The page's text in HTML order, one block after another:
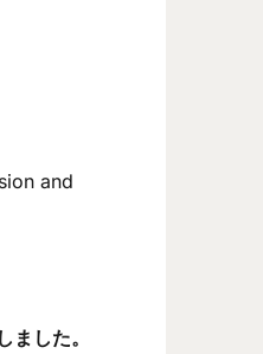
and
した。